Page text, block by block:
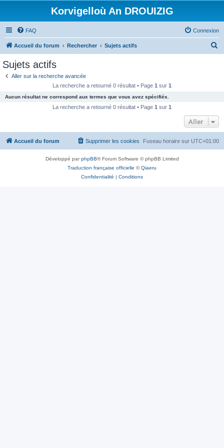
Korvigelloù An DROUIZIG
FAQ Connexion
Accueil du forum Rechercher Sujets actifs
c
e
Sujets actifs
Aller sur la recherche avancée
La recherche a retourné 0 résultat • Page 1 sur 1
Aucun résultat ne correspond aux termes que vous avez spécifiés.
La recherche a retourné 0 résultat • Page 1 sur 1
Aller
Accueil du forum Fuseau horaire sur UTC+01:00
Supprimer les cookies
Développé parphpBB® Forum Software © phpBB Limited
Traduction française officielle ©Qiaeru
Confidentialité | Conditions